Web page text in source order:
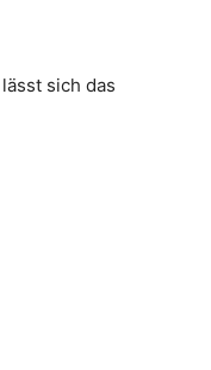
sich das